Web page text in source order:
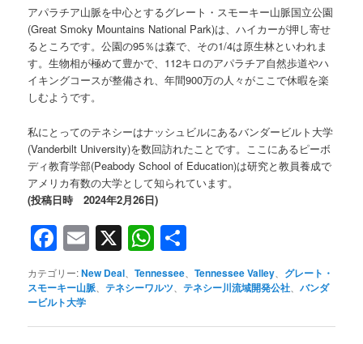
アパラチア山脈を中心とするグレート・スモーキー山脈国立公園
(Great Smoky Mountains National Park)は、ハイカーが押し寄せ
るところです。公園の95％は森で、その1/4は原生林といわれま
す。生物相が極めて豊かで、112キロのアパラチア自然歩道やハ
イキングコースが整備され、年間900万の人々がここで休暇を楽
しむようです。
私にとってのテネシーはナッシュビルにあるバンダービルト大学
(Vanderbilt University)を数回訪れたことです。ここにあるピーボ
ディ教育学部(Peabody School of Education)は研究と教員養成で
アメリカ有数の大学として知られています。
(投稿日時 2024年2月26日)
Facebook
Email
X WhatsApp
有
カテゴリー:New Deal 、Tennessee 、Tennessee Valley
グレート・
スモーキー山脈 、テネシーワルツ 、テネシー川流域開発公社 、バンダ
ービルト大学